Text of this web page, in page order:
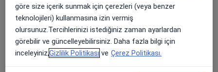
Anne-Baba Eğitimi ve Danışmanlığı
Ağlama ve Öfke Nöbetleri
Bağımlılık Terapisi
göre size içerik sunmak için çerezleri (veya benzer
teknolojileri) kullanmasına izin vermiş
olursunuz.Tercihlerinizi istediğiniz zaman ayarlardan
görebilir ve güncelleyebilirsiniz. Daha fazla bilgi için
inceleyiniz,Gizlilik Politikası ve Çerez Politikası.